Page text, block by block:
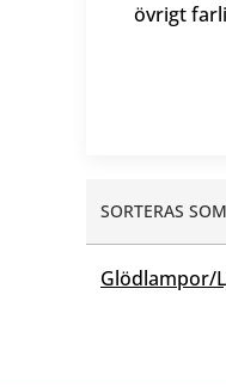
övrigt
SORTERAS SOM
Glödlampor/